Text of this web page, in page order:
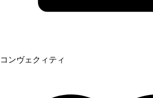
コンヴェクィティ